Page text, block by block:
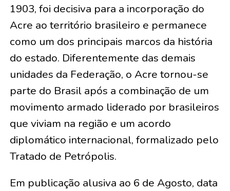
1903, foi decisiva para a incorporação do
Acre ao território brasileiro e permanece
como um dos principais marcos da história
do estado. Diferentemente das demais
unidades da Federação, o Acre tornou-se
parte do Brasil após a combinação de um
movimento armado liderado por brasileiros
que viviam na região e um acordo
diplomático internacional, formalizado pelo
Tratado de Petrópolis.
Em publicação alusiva ao 6 de Agosto, data